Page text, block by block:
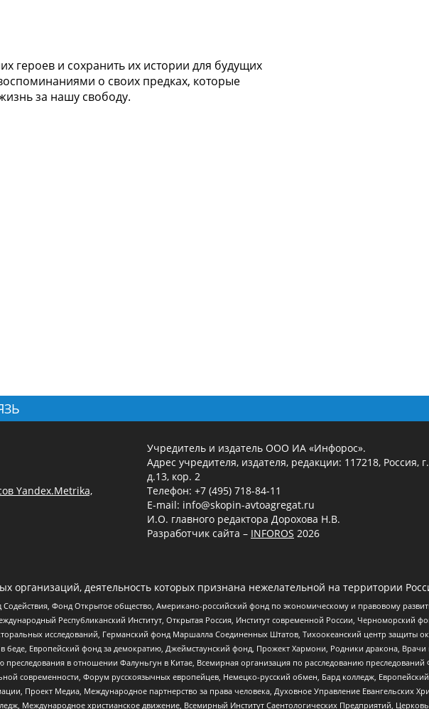
героев и сохранить их истории для будущих
о своих предках, которые
за нашу свободу.
Yandex.Metrika,
Учредитель и издатель ООО ИА «Инфорос».
Адрес учредителя, издателя, редакции: 117218, Россия,
д.13, кор. 2
Телефон: +7 (495) 718-84-11
E-mail: info@skopin-avtoagregat.ru
И.О. главного редактора Дорохова Н.В.
Разработчик сайта – INFOROS 2026
деятельность которых признана нежелательной на территории
Фонд Открытое общество, Американо-российский фонд по экономическому и правовому
Республиканский Институт, Открытая Россия, Институт современной России, Черноморский
исследований, Германский фонд Маршалла Соединенных Штатов, Тихоокеанский центр защиты
беде, Европейский фонд за демократию, Джеймстаунский фонд, Прожект Хармони, Родники дракона, Врачи
в отношении Фалуньгун в Китае, Всемирная организация по расследованию преследований
современности, Форум русскоязычных европейцев, Немецко-русский обмен, Бард колледж,
Проект Медиа, Международное партнерство за права человека, Духовное Управление Евангельских
Международное христианское движение, Всемирный Институт Саентологических Предприятий,